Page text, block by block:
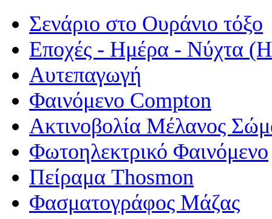
Σενάριο στο Ουράνιο τόξο
Εποχές - Ημέρα - Νύχτα
Αυτεπαγωγή
Φαινόμενο Compton
Ακτινοβολία Μέλανος
Φωτοηλεκτρικό Φαινόμενο
Πείραμα Thosmon
Φασματογράφος Μάζας